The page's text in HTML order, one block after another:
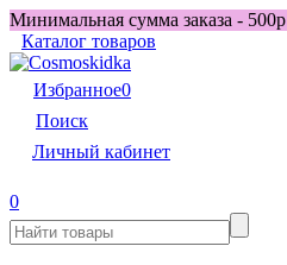
Минимальная сумма заказа - 500р
Каталог товаров
Избранное0
Поиск
Личный кабинет
0